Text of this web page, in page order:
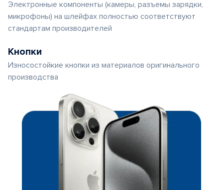
Электронные компоненты (камеры, разъемы зарядки,
микрофоны) на шлейфах полностью соответствуют
стандартам производителей
Кнопки
Износостойкие кнопки из материалов оригинального
производства